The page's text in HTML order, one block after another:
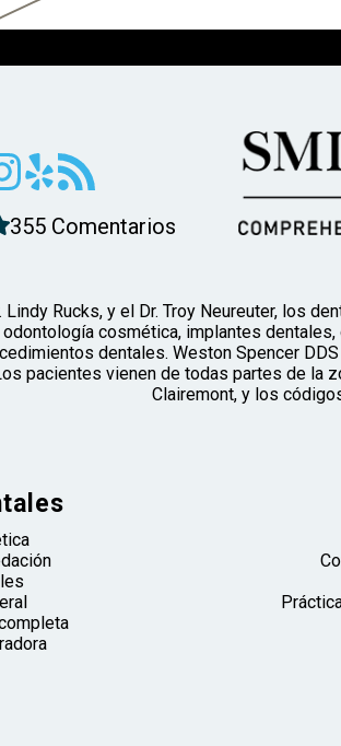
355 Comentarios
Lindy Rucks, y el Dr. Troy Neureuter, los
cosmética, implantes
dentales. Weston Spencer
pacientes vienen de todas partes de la
Clairemont, y los